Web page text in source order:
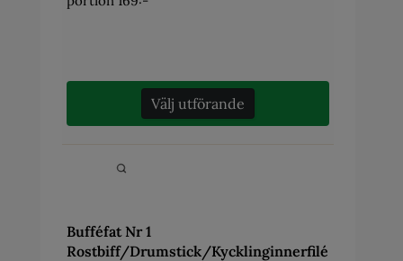
Välj utförande
Bufféfat Nr 1
Rostbiff/Drumstick/Kycklinginnerfilé